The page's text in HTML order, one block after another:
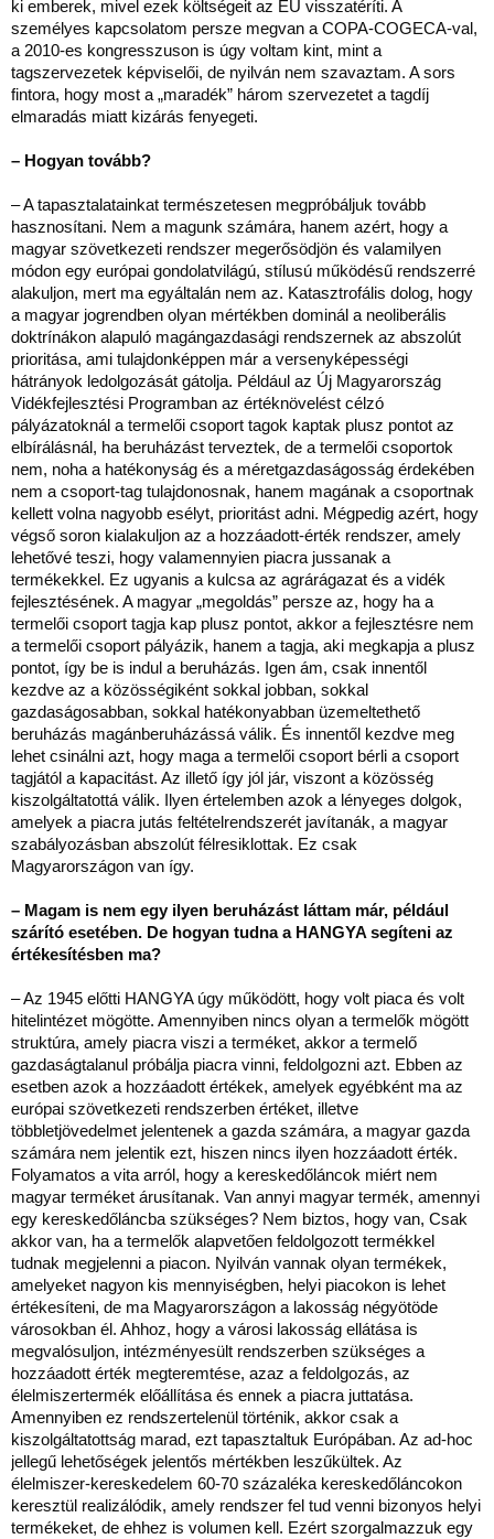
ki emberek, mivel ezek költségeit az EU visszatéríti. A
személyes kapcsolatom persze megvan a COPA-COGECA-val,
a 2010-es kongresszuson is úgy voltam kint, mint a
tagszervezetek képviselői, de nyilván nem szavaztam. A sors
fintora, hogy most a „maradék” három szervezetet a tagdíj
elmaradás miatt kizárás fenyegeti.
– Hogyan tovább?
– A tapasztalatainkat természetesen megpróbáljuk tovább
hasznosítani. Nem a magunk számára, hanem azért, hogy a
magyar szövetkezeti rendszer megerősödjön és valamilyen
módon egy európai gondolatvilágú, stílusú működésű rendszerré
alakuljon, mert ma egyáltalán nem az. Katasztrofális dolog, hogy
a magyar jogrendben olyan mértékben dominál a neoliberális
doktrínákon alapuló magángazdasági rendszernek az abszolút
prioritása, ami tulajdonképpen már a versenyképességi
hátrányok ledolgozását gátolja. Például az Új Magyarország
Vidékfejlesztési Programban az értéknövelést célzó
pályázatoknál a termelői csoport tagok kaptak plusz pontot az
elbírálásnál, ha beruházást terveztek, de a termelői csoportok
nem, noha a hatékonyság és a méretgazdaságosság érdekében
nem a csoport-tag tulajdonosnak, hanem magának a csoportnak
kellett volna nagyobb esélyt, prioritást adni. Mégpedig azért, hogy
végső soron kialakuljon az a hozzáadott-érték rendszer, amely
lehetővé teszi, hogy valamennyien piacra jussanak a
termékekkel. Ez ugyanis a kulcsa az agrárágazat és a vidék
fejlesztésének. A magyar „megoldás” persze az, hogy ha a
termelői csoport tagja kap plusz pontot, akkor a fejlesztésre nem
a termelői csoport pályázik, hanem a tagja, aki megkapja a plusz
pontot, így be is indul a beruházás. Igen ám, csak innentől
kezdve az a közösségiként sokkal jobban, sokkal
gazdaságosabban, sokkal hatékonyabban üzemeltethető
beruházás magánberuházássá válik. És innentől kezdve meg
lehet csinálni azt, hogy maga a termelői csoport bérli a csoport
tagjától a kapacitást. Az illető így jól jár, viszont a közösség
kiszolgáltatottá válik. Ilyen értelemben azok a lényeges dolgok,
amelyek a piacra jutás feltételrendszerét javítanák, a magyar
szabályozásban abszolút félresiklottak. Ez csak
Magyarországon van így.
– Magam is nem egy ilyen beruházást láttam már, például
szárító esetében. De hogyan tudna a HANGYA segíteni az
értékesítésben ma?
– Az 1945 előtti HANGYA úgy működött, hogy volt piaca és volt
hitelintézet mögötte. Amennyiben nincs olyan a termelők mögött
struktúra, amely piacra viszi a terméket, akkor a termelő
gazdaságtalanul próbálja piacra vinni, feldolgozni azt. Ebben az
esetben azok a hozzáadott értékek, amelyek egyébként ma az
európai szövetkezeti rendszerben értéket, illetve
többletjövedelmet jelentenek a gazda számára, a magyar gazda
számára nem jelentik ezt, hiszen nincs ilyen hozzáadott érték.
Folyamatos a vita arról, hogy a kereskedőláncok miért nem
magyar terméket árusítanak. Van annyi magyar termék, amennyi
egy kereskedőláncba szükséges? Nem biztos, hogy van, Csak
akkor van, ha a termelők alapvetően feldolgozott termékkel
tudnak megjelenni a piacon. Nyilván vannak olyan termékek,
amelyeket nagyon kis mennyiségben, helyi piacokon is lehet
értékesíteni, de ma Magyarországon a lakosság négyötöde
városokban él. Ahhoz, hogy a városi lakosság ellátása is
megvalósuljon, intézményesült rendszerben szükséges a
hozzáadott érték megteremtése, azaz a feldolgozás, az
élelmiszertermék előállítása és ennek a piacra juttatása.
Amennyiben ez rendszertelenül történik, akkor csak a
kiszolgáltatottság marad, ezt tapasztaltuk Európában. Az ad-hoc
jellegű lehetőségek jelentős mértékben leszűkültek. Az
élelmiszer-kereskedelem 60-70 százaléka kereskedőláncokon
keresztül realizálódik, amely rendszer fel tud venni bizonyos helyi
termékeket, de ehhez is volumen kell. Ezért szorgalmazzuk egy